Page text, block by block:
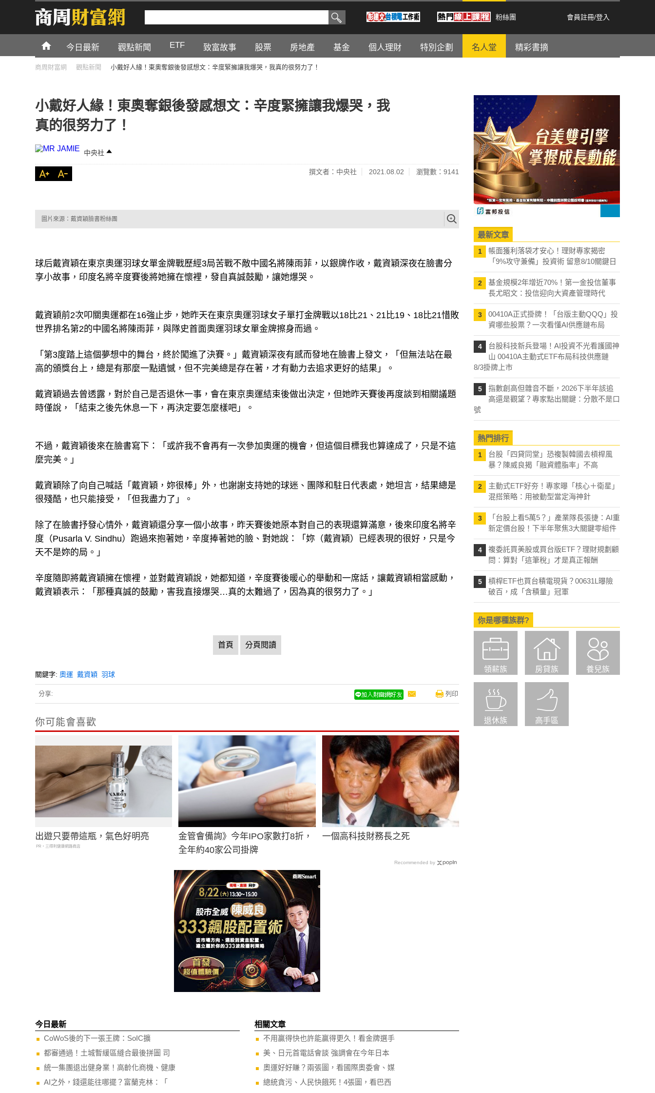
粉絲團 會員註冊/登入
今日最新 觀點新聞 ETF 致富故事 股票 房地產 基金 個人理財 特別企劃 名人堂 精彩書摘
商周財富網 觀點新聞 小戴好人緣！東奧奪銀後發感想文：辛度緊擁讓我爆哭，我真的很努力了！
小戴好人緣！東奧奪銀後發感想文：辛度緊擁讓我爆哭，我
真的很努力了！
中央社
撰文者：中央社 2021.08.02 瀏覽數：9141
圖片來源：戴資穎臉書粉絲團
球后戴資穎在東京奧運羽球女單金牌戰歷經3局苦戰不敵中國名將陳雨菲，以銀牌作收，戴資穎深夜在臉書分
享小故事，印度名將辛度賽後將她擁在懷裡，發自真誠鼓勵，讓她爆哭。
戴資穎前2次叩關奧運都在16強止步，她昨天在東京奧運羽球女子單打金牌戰以18比21、21比19、18比21惜敗
世界排名第2的中國名將陳雨菲，與隊史首面奧運羽球女單金牌擦身而過。
「第3度踏上這個夢想中的舞台，終於闖進了決賽。」戴資穎深夜有感而發地在臉書上發文，「但無法站在最
高的頒獎台上，總是有那麼一點遺憾，但不完美總是存在著，才有動力去追求更好的結果」。
戴資穎過去曾透露，對於自己是否退休一事，會在東京奧運結束後做出決定，但她昨天賽後再度談到相關議題
時僅說，「結束之後先休息一下，再決定要怎麼樣吧」。
不過，戴資穎後來在臉書寫下：「或許我不會再有一次參加奧運的機會，但這個目標我也算達成了，只是不這
麼完美。」
戴資穎除了向自己喊話「戴資穎，妳很棒」外，也謝謝支持她的球迷、團隊和駐日代表處，她坦言，結果總是
很殘酷，也只能接受，「但我盡力了」。
除了在臉書抒發心情外，戴資穎還分享一個小故事，昨天賽後她原本對自己的表現還算滿意，後來印度名將辛
度（Pusarla V. Sindhu）跑過來抱著她，辛度捧著她的臉、對她說：「妳（戴資穎）已經表現的很好，只是今
天不是妳的局。」
辛度隨即將戴資穎擁在懷裡，並對戴資穎說，她都知道，辛度賽後暖心的舉動和一席話，讓戴資穎相當感動，
戴資穎表示：「那種真誠的鼓勵，害我直接爆哭…真的太難過了，因為真的很努力了。」
首頁 分頁閱讀
關鍵字: 奧運 戴資穎 羽球
分享: 列印
你可能會喜歡
出遊只要帶這瓶，氣色好明亮
PR・三得利健康網路商店
金管會備詢》今年IPO家數打8折，
全年約40家公司掛牌
一個高科技財務長之死
Recommended by
今日最新
CoWoS後的下一張王牌：SoIC擴
都審通過！土城暫緩區縫合最後拼圖 司
統一集團退出健身業！高齡化商機、健康
AI之外，錢還能往哪擺？富蘭克林：「
相關文章
不用贏得快也許能贏得更久！看金牌選手
美、日元首電話會談 強調會在今年日本
奧運好好賺？兩張圖，看國際奧委會、媒
總統貪污、人民快餓死！4張圖，看巴西
最新文章
1
帳面獲利落袋才安心！理財專家揭密
「9%攻守兼備」投資術 留意8/10關鍵日
2
基金規模2年增近70%！第一金投信董事
長尤昭文：投信迎向大資產管理時代
3
00410A正式掛牌！「台版主動QQQ」投
資哪些股票？一次看懂AI供應鏈布局
4
台股科技新兵登場！AI投資不光看護國神
山 00410A主動式ETF布局科技供應鏈
8/3掛牌上市
5
指數創高但雜音不斷，2026下半年該追
高還是觀望？專家點出關鍵：分散不是口
號
熱門排行
1
台股「四貸同堂」恐複製韓國去槓桿風
暴？陳威良揭「融資體脂率」不高
2
主動式ETF好夯！專家曝「核心＋衛星」
混搭策略：用被動型當定海神針
3
「台股上看5萬5？」產業隊長張捷：AI重
新定價台股！下半年聚焦3大關鍵零組件
4
複委託買美股或買台版ETF？理財規劃顧
問：算對「這筆稅」才是真正報酬
5
槓桿ETF也買台積電現貨？00631L曝險
破百，成「含積量」冠軍
你是哪種族群?
領薪族 房貸族 養兒族
退休族 高手區